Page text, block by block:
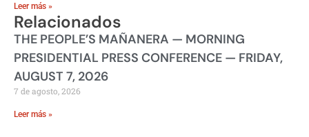
Leer más »
Relacionados
THE PEOPLE’S MAÑANERA — MORNING
PRESIDENTIAL PRESS CONFERENCE — FRIDAY,
AUGUST 7, 2026
7 de agosto, 2026
Leer más »